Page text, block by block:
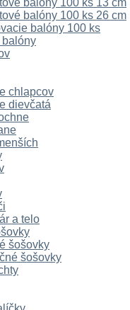
balóny 100 ks 26 cm
balóny 100 ks
chlapcov
dievčatá
a telo
šošovky
šošovky